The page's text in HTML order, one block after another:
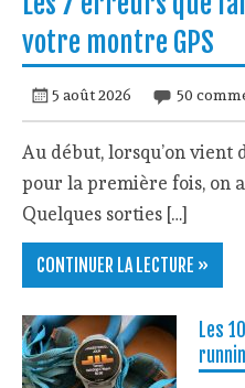
votre montre GPS
5 août 2026 50
Au début, lorsqu’on vient
pour la première fois, on
Quelques sorties […]
CONTINUER LA LECTURE »
Les